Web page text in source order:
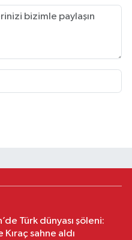
Türk dünyası şöleni:
Kıraç sahne aldı